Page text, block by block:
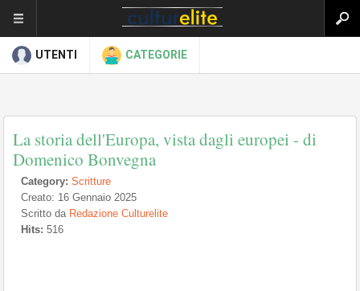
UTENTI CATEGORIE
La storia dell'Europa, vista dagli europei - di
Domenico Bonvegna
Category: Scritture
Creato: 16 Gennaio 2025
Scritto da Redazione Culturelite
Hits: 516